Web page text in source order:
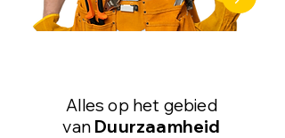
Alles op het gebied
van Duurzaamheid